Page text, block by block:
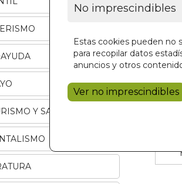
No imprescindibles
Estas cookies pueden no
para recopilar datos
anuncios y otros
Ver no imprescindibles
Y SALUD